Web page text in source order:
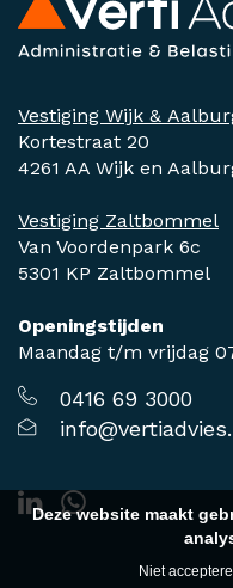
Vestiging Wijk &
Kortestraat 20
4261 AA Wijk en
Vestiging Zaltbommel
Van Voordenpark 6c
5301 KP Zaltbommel
Openingstijden
Maandag t/m vrijdag
0416 69 3000
Deze website maakt
Niet